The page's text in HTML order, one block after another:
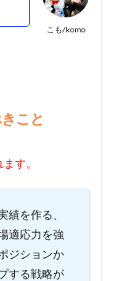
こも/komo
こと
す。
績を作る、
適応力を強
ジションか
する戦略が